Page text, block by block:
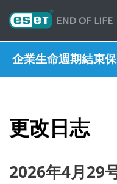
企業生命週期結束
更改日志
2026年4月29